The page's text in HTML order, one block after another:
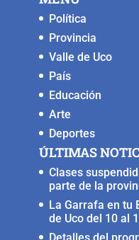
Política
Provincia
Valle de Uco
País
Educación
Arte
Deportes
ÚLTIMAS
Clases
parte de la
La Garrafa en tu
de Uco del 10 al